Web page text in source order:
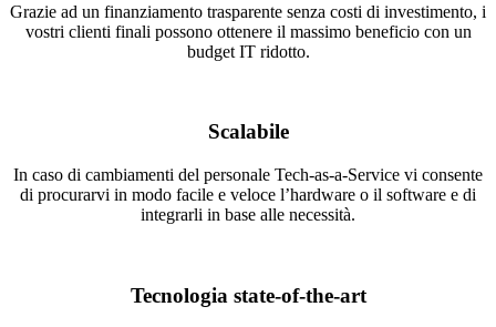
Grazie ad un finanziamento trasparente senza costi di investimento, i
vostri clienti finali possono ottenere il massimo beneficio con un
budget IT ridotto.
Scalabile
In caso di cambiamenti del personale Tech-as-a-Service vi consente
di procurarvi in modo facile e veloce l’hardware o il software e di
integrarli in base alle necessità.
Tecnologia state-of-the-art